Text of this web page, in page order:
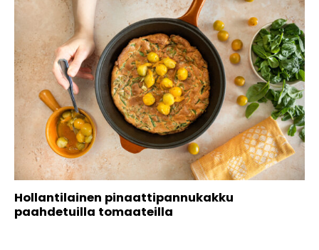
Hollantilainen pinaattipannukakku
paahdetuilla tomaateilla